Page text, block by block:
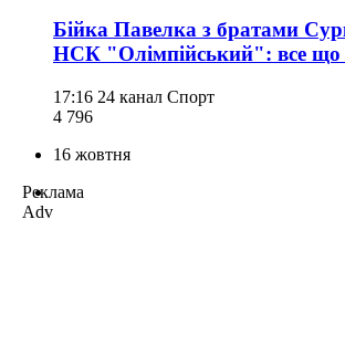
Бійка Павелка з братами
НСК "Олімпійський": все що
17:16 24 канал Спорт
4 796
16 жовтня
Реклама
Adv